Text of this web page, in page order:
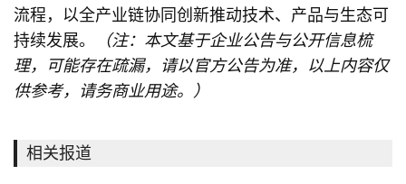
流程，以全产业链协同创新推动技术、产品与生态可
持续发展。
（注：本文基于企业公告与公开信息梳
理，可能存在疏漏，请以官方公告为准，以上内容仅
供参考，请务商业用途。）
相关报道